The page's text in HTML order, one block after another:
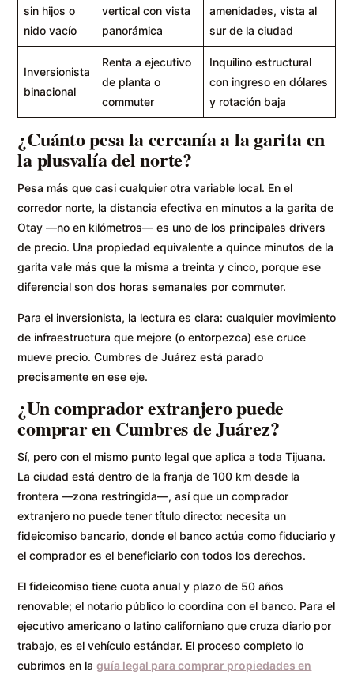
sin hijos o
nido vacío
vertical con vista
panorámica
amenidades, vista al
sur de la ciudad
Inversionista
binacional
Renta a ejecutivo
de planta o
commuter
Inquilino estructural
con ingreso en dólares
y rotación baja
¿Cuánto pesa la cercanía a la garita en
la plusvalía del norte?
Pesa más que casi cualquier otra variable local. En el
corredor norte, la distancia efectiva en minutos a la garita de
Otay —no en kilómetros— es uno de los principales drivers
de precio. Una propiedad equivalente a quince minutos de la
garita vale más que la misma a treinta y cinco, porque ese
diferencial son dos horas semanales por commuter.
Para el inversionista, la lectura es clara: cualquier movimiento
de infraestructura que mejore (o entorpezca) ese cruce
mueve precio. Cumbres de Juárez está parado
precisamente en ese eje.
¿Un comprador extranjero puede
comprar en Cumbres de Juárez?
Sí, pero con el mismo punto legal que aplica a toda Tijuana.
La ciudad está dentro de la franja de 100 km desde la
frontera —zona restringida—, así que un comprador
extranjero no puede tener título directo: necesita un
fideicomiso bancario, donde el banco actúa como fiduciario y
el comprador es el beneficiario con todos los derechos.
El fideicomiso tiene cuota anual y plazo de 50 años
renovable; el notario público lo coordina con el banco. Para el
ejecutivo americano o latino californiano que cruza diario por
trabajo, es el vehículo estándar. El proceso completo lo
cubrimos en laguía legal para comprar propiedades en